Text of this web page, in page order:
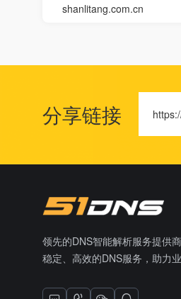
shanlitang.com.cn
分享链接
领先的DNS智能解析服务提供
稳定、高效的DNS服务，助力业